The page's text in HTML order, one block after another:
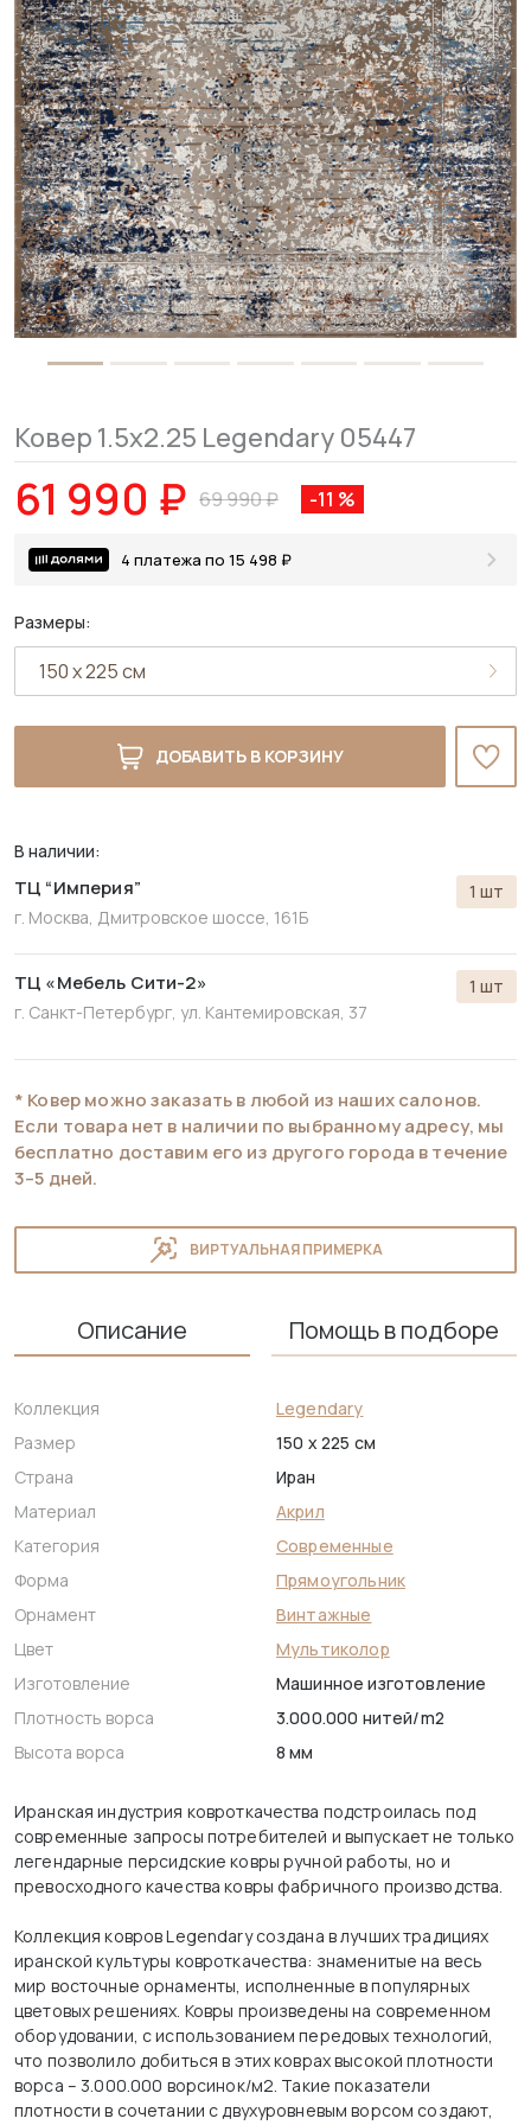
Ковер 1.5x2.25 Legendary 05447
61 990 ₽ 69 990 ₽ -11 %
4 платежа по 15 498 ₽
Размеры:
ДОБАВИТЬ В КОРЗИНУ
В наличии:
ТЦ “Империя”
г. Москва, Дмитровское шоссе, 161Б
1 шт
ТЦ «Мебель Сити-2»
г. Санкт-Петербург, ул. Кантемировская, 37
1 шт
* Ковер можно заказать в любой из наших салонов.
Если товара нет в наличии по выбранному адресу, мы
бесплатно доставим его из другого города в течение
3–5 дней.
ВИРТУАЛЬНАЯ ПРИМЕРКА
Описание Помощь в подборе
Коллекция
Legendary
Размер
150 x 225 см
Страна
Иран
Материал
Акрил
Категория
Современные
Форма
Прямоугольник
Орнамент
Винтажные
Цвет
Мультиколор
Изготовление
Машинное изготовление
Плотность ворса
3.000.000 нитей/m2
Высота ворса
8 мм
Иранская индустрия ковроткачества подстроилась под
современные запросы потребителей и выпускает не только
легендарные персидские ковры ручной работы, но и
превосходного качества ковры фабричного производства.
Коллекция ковров Legendary создана в лучших традициях
иранской культуры ковроткачества: знаменитые на весь
мир восточные орнаменты, исполненные в популярных
цветовых решениях. Ковры произведены на современном
оборудовании, с использованием передовых технологий,
что позволило добиться в этих коврах высокой плотности
ворса – 3.000.000 ворсинок/м2. Такие показатели
плотности в сочетании с двухуровневым ворсом создают,